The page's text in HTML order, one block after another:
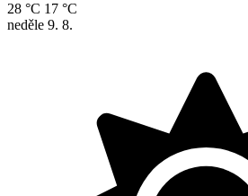
28 °C 17 °C
neděle 9. 8.